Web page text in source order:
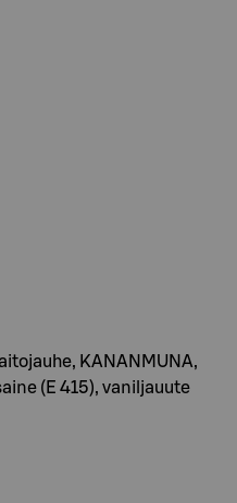
KANANMUNA,
(E 415), vaniljauute